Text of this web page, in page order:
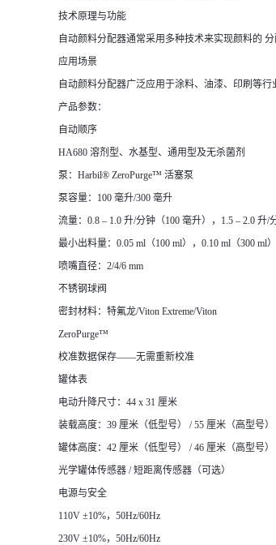
技术原理与功能
自动颜料分配器通常采用多种技术来实现颜料的
应用场景
自动颜料分配器广泛应用于涂料、油漆、印刷等
产品参数：
自动顺序
HA680 溶剂型、水基型、通用型及无杀菌剂
泵：Harbil® ZeroPurge™ 活塞泵
泵容量：100 毫升/300 毫升
流量：0.8 – 1.0 升/分钟（100 毫升），1.5 – 2.0 升/
最小出料量：0.05 ml（100 ml），0.10 ml（300 ml）
喷嘴直径：2/4/6 mm
不锈钢球阀
密封材料：特氟龙/Viton Extreme/Viton
ZeroPurge™
校准数据保存——无需重新校准
罐体表
电动升降尺寸：44 x 31 厘米
装载高度：39 厘米（低型号） / 55 厘米（高型号）
罐体高度：42 厘米（低型号） / 46 厘米（高型号）
光学罐体传感器 / 短距离传感器（可选）
电源与安全
110V ±10%，50Hz/60Hz
230V ±10%，50Hz/60Hz